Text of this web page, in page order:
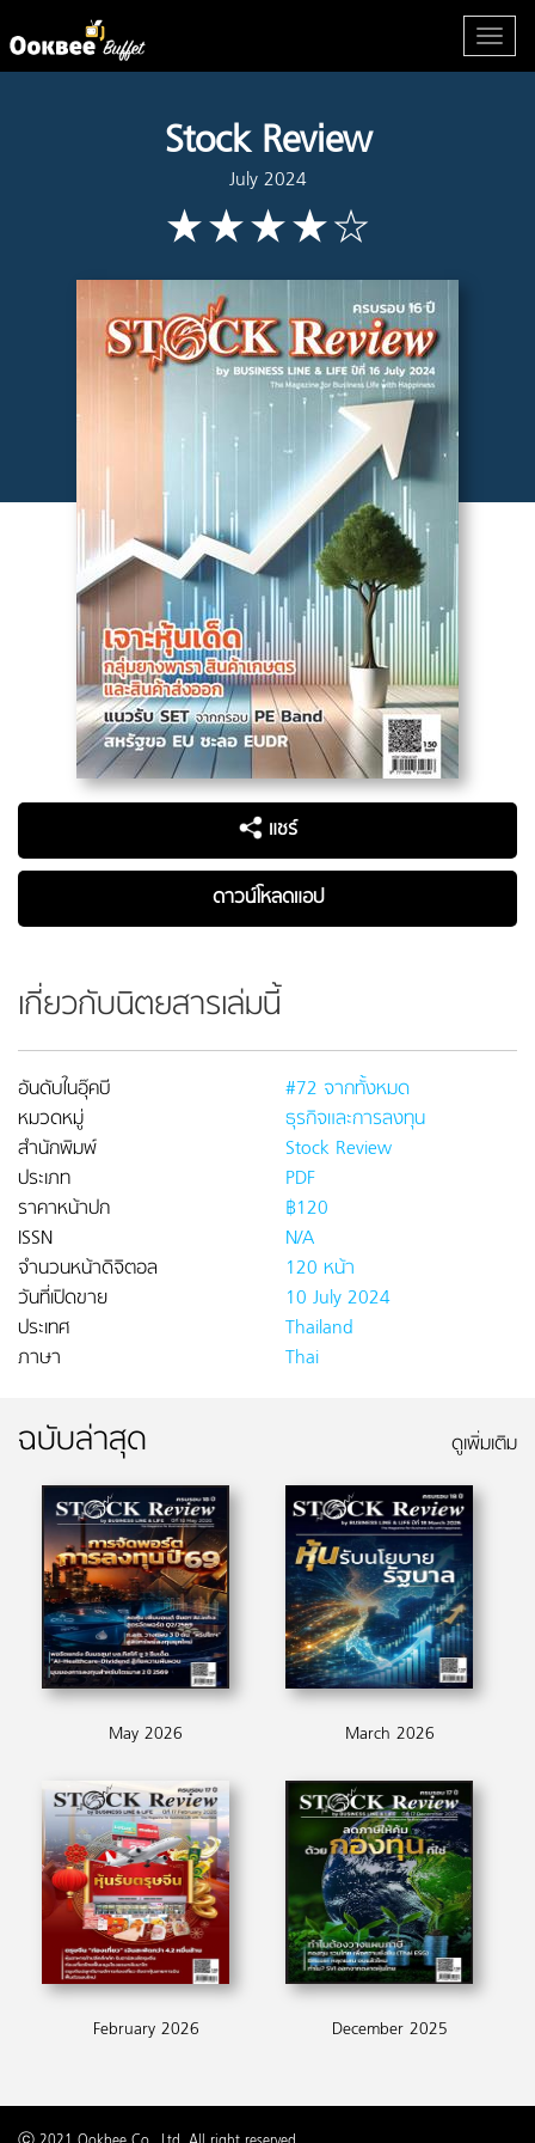
Stock Review
July 2024
แชร์
ดาวน์โหลดแอป
เกี่ยวกับนิตยสารเล่มนี้
อันดับในอุ๊คบี
#72 จากทั้งหมด
หมวดหมู่
ธุรกิจและการลงทุน
สำนักพิมพ์
Stock Review
ประเภท
PDF
ราคาหน้าปก
฿120
ISSN
N/A
จำนวนหน้าดิจิตอล
120 หน้า
วันที่เปิดขาย
10 July 2024
ประเทศ
Thailand
ภาษา
Thai
ฉบับล่าสุด ดูเพิ่มเติม
May 2026 March 2026
February 2026 December 2025